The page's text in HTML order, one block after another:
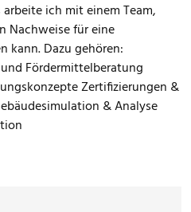
ich mit einem Team,
Nachweise für eine
kann. Dazu gehören:
Fördermittelberatung
Zertifizierungen &
& Analyse